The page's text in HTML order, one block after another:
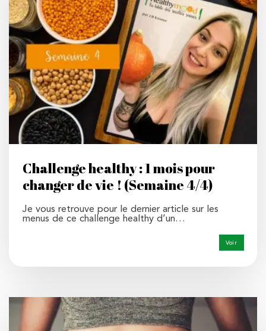
Challenge healthy : 1 mois pour
changer de vie ! (Semaine 4/4)
Je vous retrouve pour le dernier article sur les
menus de ce challenge healthy d’un…
Voir